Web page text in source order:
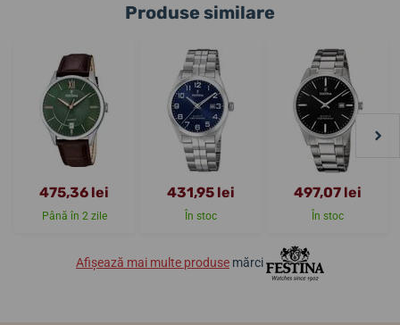
Produse similare
475,36 lei
Până în 2 zile
431,95 lei
În stoc
497,07 lei
În stoc
Afișează mai multe produse mărci